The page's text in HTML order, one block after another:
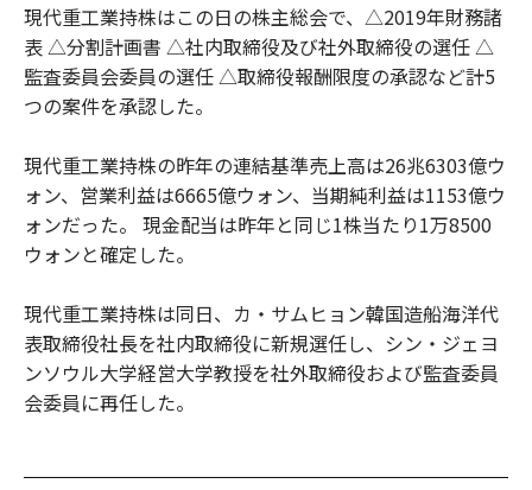
現代重工業持株はこの日の株主総会で、△2019年財務諸
表 △分割計画書 △社内取締役及び社外取締役の選任 △
監査委員会委員の選任 △取締役報酬限度の承認など計5
つの案件を承認した。
現代重工業持株の昨年の連結基準売上高は26兆6303億ウ
ォン、営業利益は6665億ウォン、当期純利益は1153億ウ
ォンだった。 現金配当は昨年と同じ1株当たり1万8500
ウォンと確定した。
現代重工業持株は同日、カ・サムヒョン韓国造船海洋代
表取締役社長を社内取締役に新規選任し、シン・ジェヨ
ンソウル大学経営大学教授を社外取締役および監査委員
会委員に再任した。